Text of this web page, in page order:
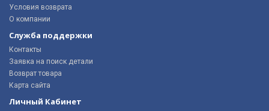
Условия возврата
О компании
Служба поддержки
Контакты
Заявка на поиск детали
Возврат товара
Карта сайта
Личный Кабинет